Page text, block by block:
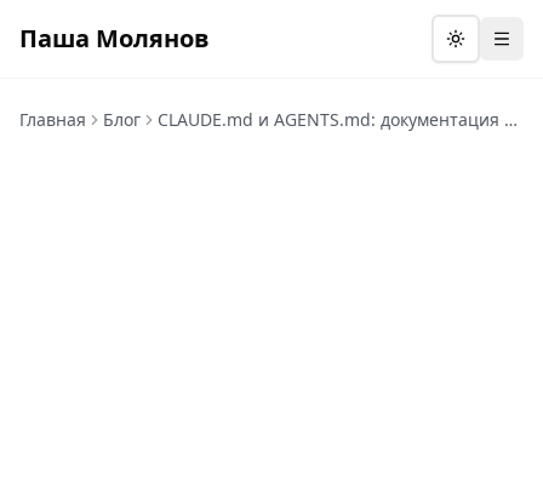
Паша Молянов
Главная Блог CLAUDE.md и AGENTS.md: документация проекта для AI-агентов